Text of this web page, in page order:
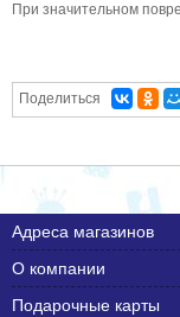
При значительном
Поделиться
Адреса магазинов
О компании
Подарочные карты